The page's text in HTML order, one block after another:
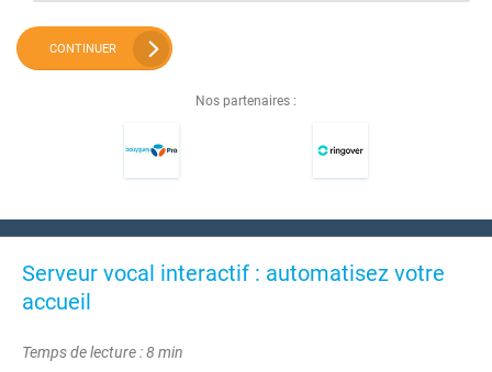
CONTINUER
Nos partenaires :
Serveur vocal interactif : automatisez votre
accueil
Temps de lecture : 8 min